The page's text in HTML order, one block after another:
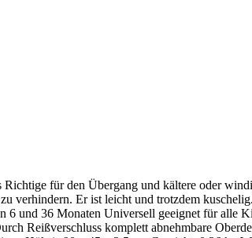
für den Übergang und kältere oder
verhindern. Er ist leicht und trotzdem
6 und 36 Monaten Universell geeignet für alle
Reißverschluss komplett abnehmbare